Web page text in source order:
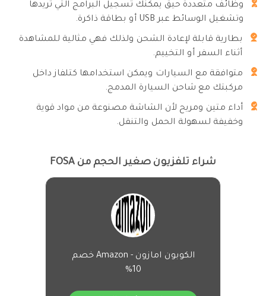
وظائف متعددة حيق يمكنك تسجيل البرامج التي تريدها
وتشغيل الوسائط عبر USB أو بطاقة ذاكرة.
بطارية قابلة لإعادة الشحن ولذلك فهي مثالية للمشاهدة
أثناء السفر أو التخييم.
متوافقة مع السيارات ويمكن استخدامها كتلفاز داخل
مركبتك مع شاحن السيارة المدمج.
أداء متين ومريح لأن الشاشة مصنوعة من مواد قوية
وخفيفة لسهولة الحمل والتنقل.
شراء تلفزيون صغير الحجم من FOSA
الكوبون امازون - Amazon خصم
10%